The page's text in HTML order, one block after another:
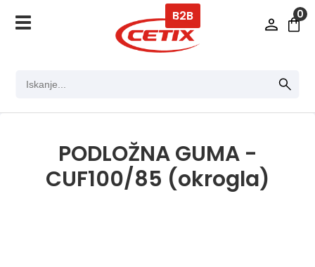
0
B2B
PODLOŽNA GUMA -
CUF100/85 (okrogla)